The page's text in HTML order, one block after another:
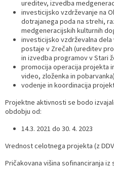
ureditev, izvedba
investicijsko vzdrževanje na
dotrajanega poda na strehi,
medgeneracijskih kulturnih
investicijsko vzdrževalna
postaje v Zrečah (ureditev
in izvedba programov v Stari
promocija operacija projekta
video, zloženka in
vodenje in koordinacija
Projektne aktivnosti se bodo
obdobju od:
14.3. 2021 do 30. 4. 2023
Vrednost celotnega projekta (z
Pričakovana višina sofinanciranja iz